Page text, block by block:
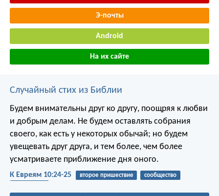
Э-почты
Android
На их сайте
Случайный стих из Библии
Будем внимательны друг ко другу, поощряя к любви
и добрым делам. Не будем оставлять собрания
своего, как есть у некоторых обычай; но будем
увещевать друг друга, и тем более, чем более
усматриваете приближение дня оного.
К Евреям 10:24-25 второе пришествие
сообщество